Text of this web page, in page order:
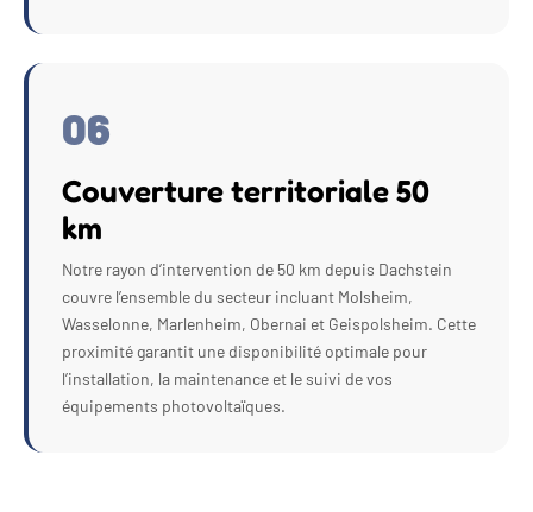
06
Couverture territoriale 50
km
Notre rayon d’intervention de 50 km depuis Dachstein
couvre l’ensemble du secteur incluant Molsheim,
Wasselonne, Marlenheim, Obernai et Geispolsheim. Cette
proximité garantit une disponibilité optimale pour
l’installation, la maintenance et le suivi de vos
équipements photovoltaïques.